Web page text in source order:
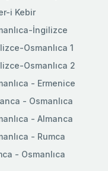
i Kebir
İngilizce
Osmanlıca 1
Osmanlıca 2
- Ermenice
- Osmanlıca
- Almanca
- Rumca
- Osmanlıca